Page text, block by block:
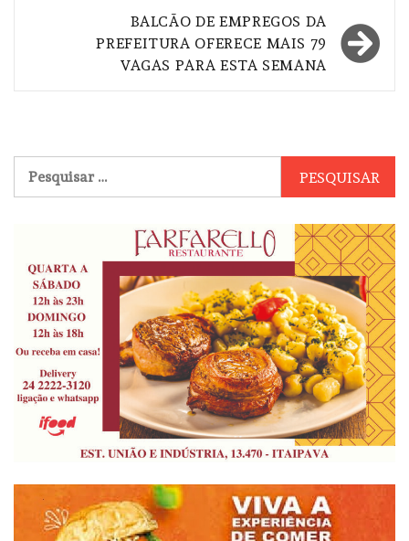
BALCÃO DE EMPREGOS DA
PREFEITURA OFERECE MAIS 79
VAGAS PARA ESTA SEMANA
por: